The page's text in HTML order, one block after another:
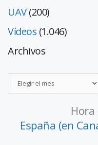
UAV(200)
Vídeos (1.046)
Archivos
España (en